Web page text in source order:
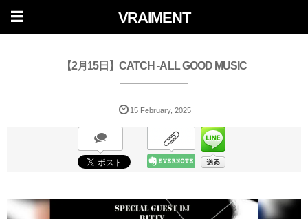
VRAIMENT
【2月15日】CATCH -ALL GOOD MUSIC
15 February, 2025